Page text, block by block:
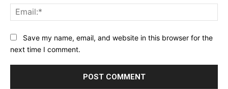
Website:Save my name, email, and website in this browser for the
next time I comment.